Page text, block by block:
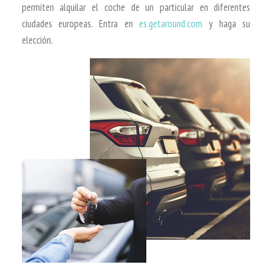
permiten alquilar el coche de un particular en diferentes
ciudades europeas. Entra enes.getaround.com y haga su
elección.